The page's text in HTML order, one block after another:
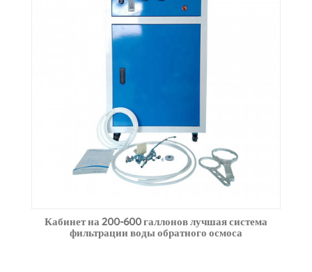
Кабинет на 200-600 галлонов лучшая система
фильтрации воды обратного осмоса